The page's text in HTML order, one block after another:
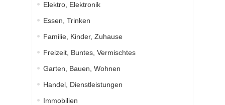
Elektro, Elektronik
Essen, Trinken
Familie, Kinder, Zuhause
Freizeit, Buntes, Vermischtes
Garten, Bauen, Wohnen
Handel, Dienstleistungen
Immobilien